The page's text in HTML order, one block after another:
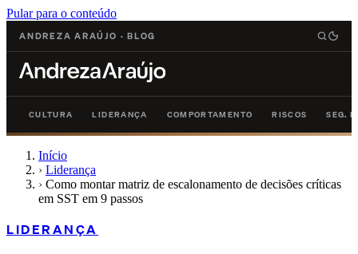
Pular para o conteúdo
ANDREZA ARAÚJO · BLOG
CULTURA LIDERANÇA COMPORTAMENTO RISCOS SEG.
Início
› Liderança
› Como montar matriz de escalonamento de decisões críticas
em SST em 9 passos
LIDERANÇA